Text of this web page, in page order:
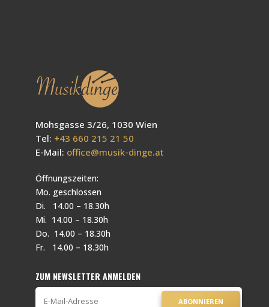
Mohsgasse 3/26, 1030 Wien
Tel: +43 660 215 21 50
E-Mail: office@musik-dinge.at
Öffnungszeiten:
Mo. geschlossen
Di. 14.00 – 18.30h
Mi. 14.00 – 18.30h
Do. 14.00 – 18.30h
Fr. 14.00 – 18.30h
ZUM NEWSLETTER ANMELDEN
ABONNIEREN